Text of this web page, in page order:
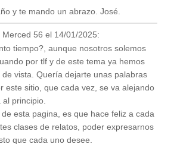
y te mando un abrazo. José.
Merced 56 el 14/01/2025:
tiempo?, aunque nosotros solemos
por tlf y de este tema ya hemos
vista. Quería dejarte unas palabras
este sitio, que cada vez, se va alejando
principio.
esta pagina, es que hace feliz a cada
clases de relatos, poder expresarnos
que cada uno desee.